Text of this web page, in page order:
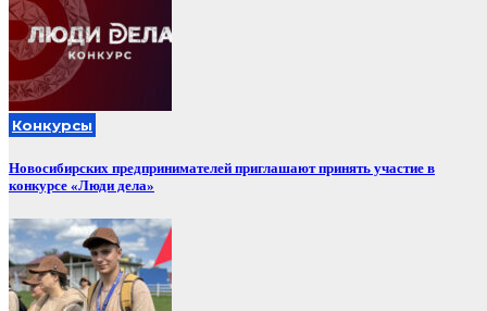
Конкурсы
Новосибирских предпринимателей приглашают принять участие в
конкурсе «Люди дела»